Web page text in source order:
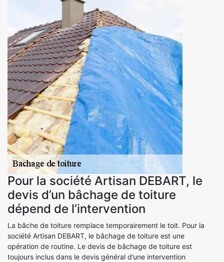
Pour la société Artisan DEBART, le
devis d’un bâchage de toiture
dépend de l’intervention
La bâche de toiture remplace temporairement le toit. Pour la
société Artisan DEBART, le bâchage de toiture est une
opération de routine. Le devis de bâchage de toiture est
toujours inclus dans le devis général d’une intervention